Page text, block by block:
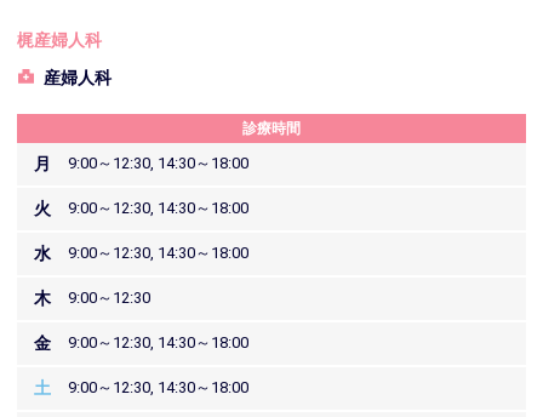
梶産婦人科
産婦人科
診療時間
月 9:00～12:30, 14:30～18:00
火 9:00～12:30, 14:30～18:00
水 9:00～12:30, 14:30～18:00
木 9:00～12:30
金 9:00～12:30, 14:30～18:00
土 9:00～12:30, 14:30～18:00